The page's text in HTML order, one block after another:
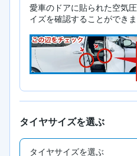
愛車のドアに貼られた空気
イズを確認することができま
タイヤサイズを選ぶ